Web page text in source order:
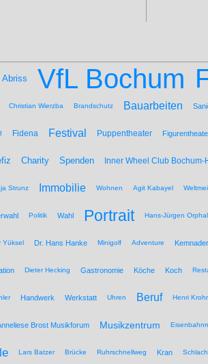
Abriss VfL Bochum
Christian Wierzba Brandschutz Bauarbeiten
Fidena Festival Puppentheater
Charity Spenden Inner Wheel Club Bochum-
Strunz Immobilie Wohnen Agit Kabayel
Politik Wahl Portrait Hans-Jürgen
Yüksel Dr. Hans Hanke Minigolf Adventure
Dieter Hecking Gastronomie Köche Koch
Handwerk Werkstatt Uhren Beruf Henri
Brost Musikforum Musikzentrum
Lars Batzer Brücke Ruhrschnellweg Kran